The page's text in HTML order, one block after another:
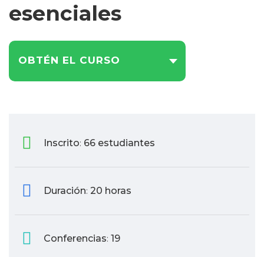
esenciales
OBTÉN EL CURSO
Inscrito: 66 estudiantes
Duración: 20 horas
Conferencias: 19